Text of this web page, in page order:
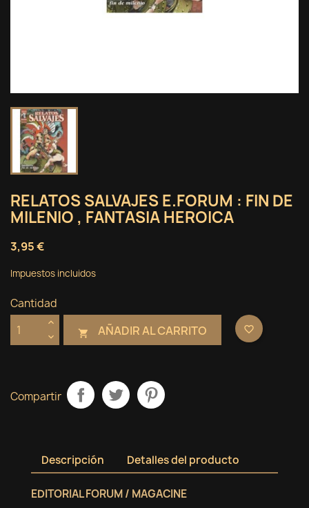
RELATOS SALVAJES E.FORUM : FIN DE
MILENIO , FANTASIA HEROICA
3,95 €
Impuestos incluidos
Cantidad
 AÑADIR AL CARRITO favorite_border
Compartir
Descripción Detalles del producto
EDITORIAL FORUM / MAGACINE